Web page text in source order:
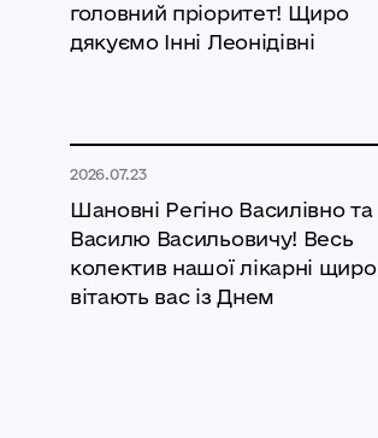
головний пріоритет! Щиро
дякуємо Інні Леонідівні
2026.07.23
Шановні Регіно Василівно та
Василю Васильовичу! Весь
колектив нашої лікарні щиро
вітають вас із Днем